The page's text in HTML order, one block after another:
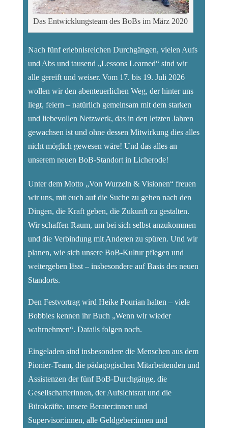
Das Entwicklungsteam des BoBs im März 2020
Nach fünf erlebnisreichen Durchgängen, vielen Aufs
und Abs und tausend „Lessons Learned“ sind wir
alle gereift und weiser. Vom 17. bis 19. Juli 2026
wollen wir den abenteuerlichen Weg, der hinter uns
liegt, feiern – natürlich gemeinsam mit dem starken
und liebevollen Netzwerk, das in den letzten Jahren
gewachsen ist und ohne dessen Mitwirkung dies alles
nicht möglich gewesen wäre! Und das alles an
unserem neuen BoB-Standort in Licherode!
Unter dem Motto „Von Wurzeln & Visionen“ freuen
wir uns, mit euch auf die Suche zu gehen nach den
Dingen, die Kraft geben, die Zukunft zu gestalten.
Wir schaffen Raum, um bei sich selbst anzukommen
und die Verbindung mit Anderen zu spüren. Und wir
planen, wie sich unsere BoB-Kultur pflegen und
weitergeben lässt – insbesondere auf Basis des neuen
Standorts.
Den Festvortrag wird Heike Pourian halten – viele
Bobbies kennen ihr Buch „Wenn wir wieder
wahrnehmen“. Datails folgen noch.
Eingeladen sind insbesondere die Menschen aus dem
Pionier-Team, die pädagogischen Mitarbeitenden und
Assistenzen der fünf BoB-Durchgänge, die
Gesellschafterinnen, der Aufsichtsrat und die
Bürokräfte, unsere Berater:innen und
Supervisor:innen, alle Geldgeber:innen und